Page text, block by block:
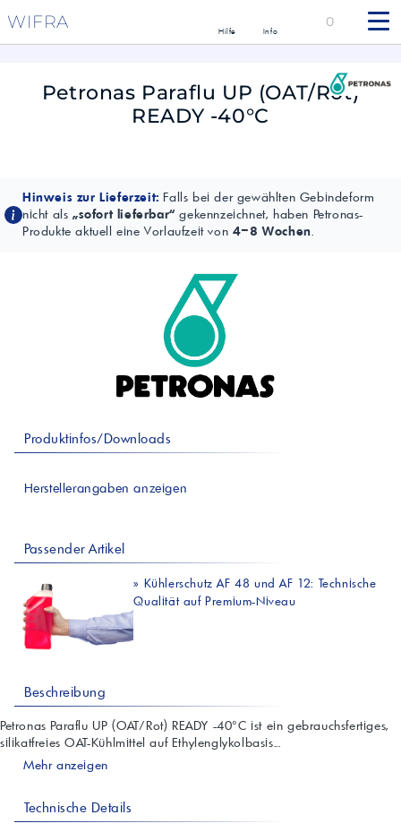
WIFRA Hilfe Info
0
Petronas Paraflu UP (OAT/Rot)
READY -40°C
Hinweis zur Lieferzeit: Falls bei der gewählten Gebindeform
nicht als „sofort lieferbar“ gekennzeichnet, haben Petronas-
Produkte aktuell eine Vorlaufzeit von 4–8 Wochen.
Produktinfos/Downloads
Herstellerangaben anzeigen
Passender Artikel
» Kühlerschutz AF 48 und AF 12: Technische
Qualität auf Premium-Niveau
Beschreibung
Petronas Paraflu UP (OAT/Rot) READY -40°C ist ein gebrauchsfertiges,
silikatfreies OAT-Kühlmittel auf Ethylenglykolbasis...
Mehr anzeigen
Technische Details